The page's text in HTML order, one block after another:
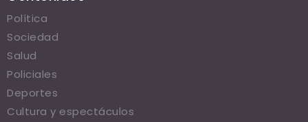
Política
Sociedad
Salud
Policiales
Deportes
Cultura y espectáculos